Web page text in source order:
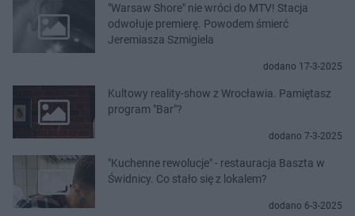
"Warsaw Shore" nie wróci do MTV! Stacja
odwołuje premierę. Powodem śmierć
Jeremiasza Szmigiela
dodano 17-3-2025
Kultowy reality-show z Wrocławia. Pamiętasz
program "Bar"?
dodano 7-3-2025
"Kuchenne rewolucje" - restauracja Baszta w
Świdnicy. Co stało się z lokalem?
dodano 6-3-2025